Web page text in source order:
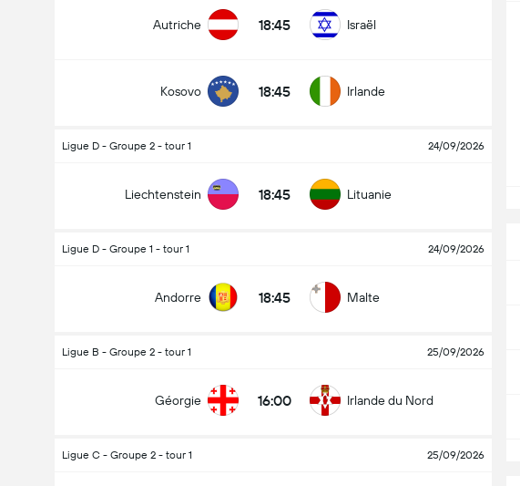
Autriche 18:45 Israël
Kosovo 18:45 Irlande
Ligue D - Groupe 2 - tour 1 24/09/2026
Liechtenstein 18:45 Lituanie
Ligue D - Groupe 1 - tour 1 24/09/2026
Andorre 18:45 Malte
Ligue B - Groupe 2 - tour 1 25/09/2026
Géorgie 16:00 Irlande du Nord
Ligue C - Groupe 2 - tour 1 25/09/2026